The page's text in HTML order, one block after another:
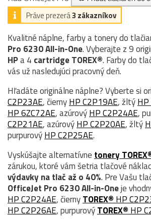
Práve prezerá3 zákazníkov
Kvalitné náplne, farby a tonery do
Pro 6230 All-in-One. Vyberajte z 9
HPa 4 cartridge TOREX®. Farby do
vás už nasledujúci pracovný deň.
Hľadáte originálne náplne? Vyberte si
C2P23AE, čiernyHP C2P19AE, žltý
HP 6ZC72AE, azúrovýHP C2P24AE,
C2P21AE, azúrovýHP C2P20AE, žltý
purpurovýHP C2P25AE.
Vyskúšajte alternatívne tonery
zárukou, ktoré vám šetria tlačové
výdavky na tlač až o 40%. Pre Vašu
OfficeJet Pro 6230 All-in-Oneje
HP C2P24AE, čiernyTOREX® HP
HP C2P26AE, purpurovýTOREX® HP